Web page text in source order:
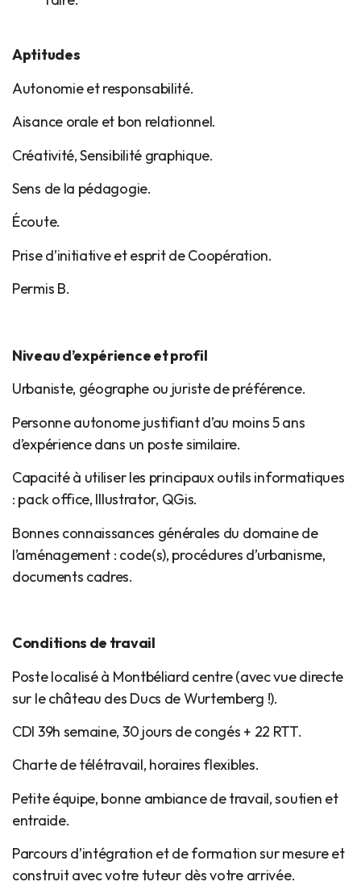
Aptitudes
Autonomie et responsabilité.
Aisance orale et bon relationnel.
Créativité, Sensibilité graphique.
Sens de la pédagogie.
Écoute.
Prise d’initiative et esprit de Coopération.
Permis B.
Niveau d’expérience et profil
Urbaniste, géographe ou juriste de préférence.
Personne autonome justifiant d’au moins 5 ans
d’expérience dans un poste similaire.
Capacité à utiliser les principaux outils informatiques
: pack office, Illustrator, QGis.
Bonnes connaissances générales du domaine de
l’aménagement : code(s), procédures d’urbanisme,
documents cadres.
Conditions de travail
Poste localisé à Montbéliard centre (avec vue directe
sur le château des Ducs de Wurtemberg !).
CDI 39h semaine, 30 jours de congés + 22 RTT.
Charte de télétravail, horaires flexibles.
Petite équipe, bonne ambiance de travail, soutien et
entraide.
Parcours d’intégration et de formation sur mesure et
construit avec votre tuteur dès votre arrivée.